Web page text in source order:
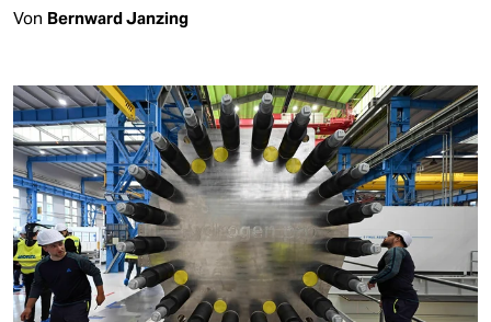
Von Bernward Janzing